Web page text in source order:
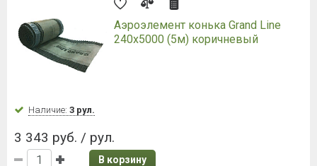
Аэроэлемент конька Grand Line
240х5000 (5м) коричневый
Наличие: 3 рул.
3 343 руб. / рул.
В корзину